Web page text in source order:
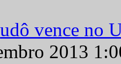
vence no
2013